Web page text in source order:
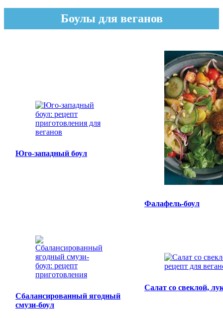
Боулы для веганов
Юго-западный боул
Фалафель-боул
Сбалансированный ягодный
смузи-боул
Салат со свеклой,